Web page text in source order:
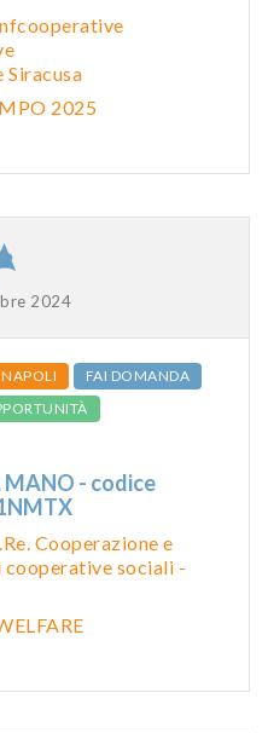
2025
2024
NAPOLI
FAI DOMANDA
- codice
Cooperazione e
sociali -